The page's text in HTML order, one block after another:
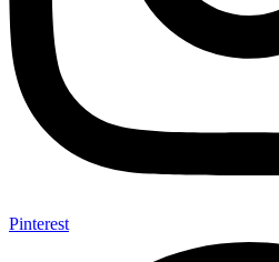
Pinterest